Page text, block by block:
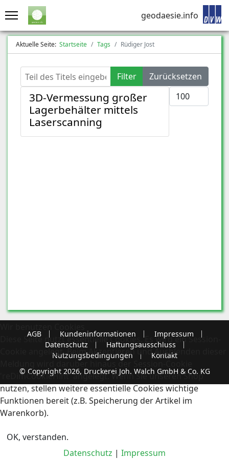
geodaesie.info
Aktuelle Seite: Startseite Tags Rüdiger Jost
Teil des Titels eingeben Filter
Zurücksetzen
Anzeige #
3D-Vermessung großer
Lagerbehälter mittels
Laserscanning
AGB Kundeninformationen
Impressum
Datenschutz
Haftungsausschluss
Nutzungsbedingungen
Kontakt
© Copyright 2026, Druckerei Joh. Walch GmbH & Co. KG
Diese Seite nutzt essentielle Cookies. Es wird ein Session-
Cookie angelegt. Beim Akzeptieren und Ausblenden dieser
Meldung wird darüber hinaus der Session-Cookie
'reDimCookieHint' angelegt. Wenn Sie unseren Shop
nutzen, stellen weitere essentielle Cookies wichtige
Funktionen bereit (z.B. Speicherung der Artikel im
Warenkorb).
OK, verstanden.
Datenschutz | Impressum